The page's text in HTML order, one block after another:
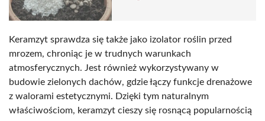
Keramzyt sprawdza się także jako izolator roślin przed
mrozem, chroniąc je w trudnych warunkach
atmosferycznych. Jest również wykorzystywany w
budowie zielonych dachów, gdzie łączy funkcje drenażowe
z walorami estetycznymi. Dzięki tym naturalnym
właściwościom, keramzyt cieszy się rosnącą popularnością